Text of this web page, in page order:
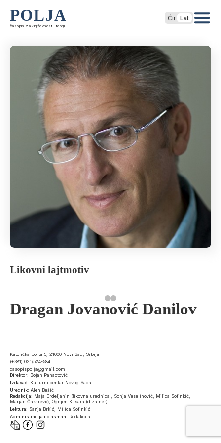
POLJA
časopis za književnost i teoriju
Ćir Lat
Likovni lajtmotiv
Dragan Jovanović Danilov
Katolička porta 5, 21000 Novi Sad, Srbija
(+381) 021/524-584
casopispolja@gmail.com
Direktor: Bojan Panaotović
Izdavač: Kulturni centar Novog Sada
Urednik: Alen Bešić
Redakcija: Maja Erdeljanin (likovna urednica), Sonja Veselinović, Milica Sofinkić,
Marjan Čakarević, Ognjen Klisara (dizajner)
Lektura: Sanja Brkić, Milica Sofinkić
Administracija i plasman: Redakcija